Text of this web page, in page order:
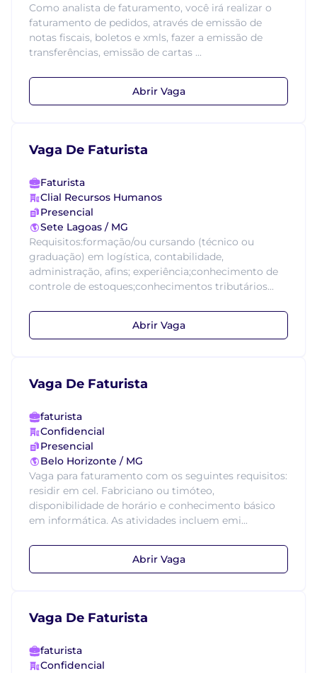
Como analista de faturamento, você irá realizar o
faturamento de pedidos, através de emissão de
notas fiscais, boletos e xmls, fazer a emissão de
transferências, emissão de cartas ...
Abrir Vaga
Vaga De Faturista
Faturista
Clial Recursos Humanos
Presencial
Sete Lagoas / MG
Requisitos:formação/ou cursando (técnico ou
graduação) em logística, contabilidade,
administração, afins; experiência;conhecimento de
controle de estoques;conhecimentos tributários...
Abrir Vaga
Vaga De Faturista
faturista
Confidencial
Presencial
Belo Horizonte / MG
Vaga para faturamento com os seguintes requisitos:
residir em cel. Fabriciano ou timóteo,
disponibilidade de horário e conhecimento básico
em informática. As atividades incluem emi...
Abrir Vaga
Vaga De Faturista
faturista
Confidencial